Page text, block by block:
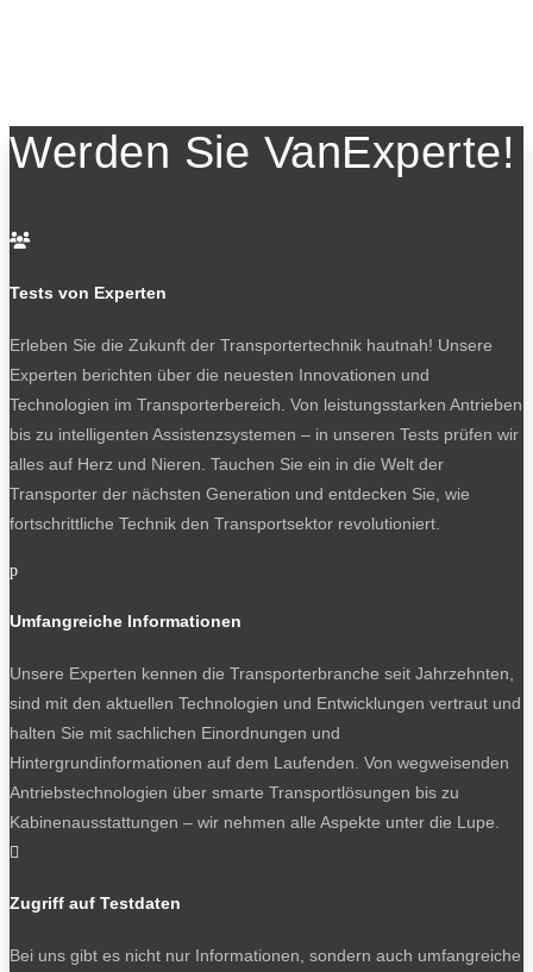
Werden Sie VanExperte!

Tests von Experten
Erleben Sie die Zukunft der Transportertechnik hautnah! Unsere
Experten berichten über die neuesten Innovationen und
Technologien im Transporterbereich. Von leistungsstarken Antrieben
bis zu intelligenten Assistenzsystemen – in unseren Tests prüfen wir
alles auf Herz und Nieren. Tauchen Sie ein in die Welt der
Transporter der nächsten Generation und entdecken Sie, wie
fortschrittliche Technik den Transportsektor revolutioniert.
p
Umfangreiche Informationen
Unsere Experten kennen die Transporterbranche seit Jahrzehnten,
sind mit den aktuellen Technologien und Entwicklungen vertraut und
halten Sie mit sachlichen Einordnungen und
Hintergrundinformationen auf dem Laufenden. Von wegweisenden
Antriebstechnologien über smarte Transportlösungen bis zu
Kabinenausstattungen – wir nehmen alle Aspekte unter die Lupe.

Zugriff auf Testdaten
Bei uns gibt es nicht nur Informationen, sondern auch umfangreiche